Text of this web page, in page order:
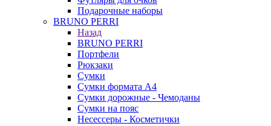
Подарочные наборы
BRUNO PERRI
Назад
BRUNO PERRI
Портфели
Рюкзаки
Сумки
Сумки формата А4
Сумки дорожные - Чемоданы
Сумки на пояс
Несессеры - Косметички